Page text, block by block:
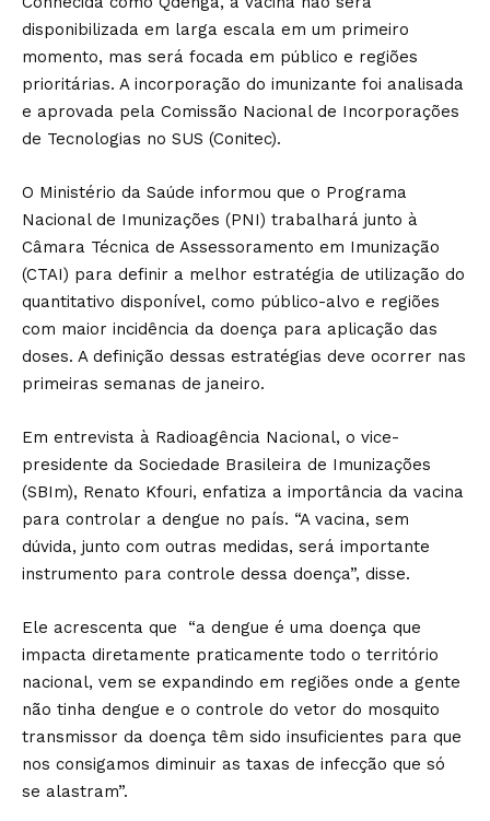
disponibilizada em larga escala em um primeiro
momento, mas será focada em público e regiões
prioritárias. A incorporação do imunizante foi analisada
e aprovada pela Comissão Nacional de Incorporações
de Tecnologias no SUS (Conitec).
O Ministério da Saúde informou que o Programa
Nacional de Imunizações (PNI) trabalhará junto à
Câmara Técnica de Assessoramento em Imunização
(CTAI) para definir a melhor estratégia de utilização do
quantitativo disponível, como público-alvo e regiões
com maior incidência da doença para aplicação das
doses. A definição dessas estratégias deve ocorrer nas
primeiras semanas de janeiro.
Em entrevista à Radioagência Nacional, o vice-
presidente da Sociedade Brasileira de Imunizações
(SBIm), Renato Kfouri, enfatiza a importância da vacina
para controlar a dengue no país. “A vacina, sem
dúvida, junto com outras medidas, será importante
instrumento para controle dessa doença”, disse.
Ele acrescenta que “a dengue é uma doença que
impacta diretamente praticamente todo o território
nacional, vem se expandindo em regiões onde a gente
não tinha dengue e o controle do vetor do mosquito
transmissor da doença têm sido insuficientes para que
nos consigamos diminuir as taxas de infecção que só
se alastram”.